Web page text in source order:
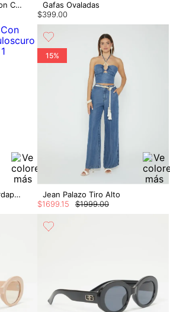
Jean Campana Medio Con Cinturon
Gafas Ovaladas
$399.00
Jean Cropped Con Guardapolvo
15%
Jean Palazo Tiro Alto
$1999.00
$169915